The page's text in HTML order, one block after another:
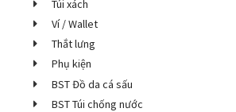
Túi xách
Ví / Wallet
Thắt lưng
Phụ kiện
BST Đồ da cá sấu
BST Túi chống nước